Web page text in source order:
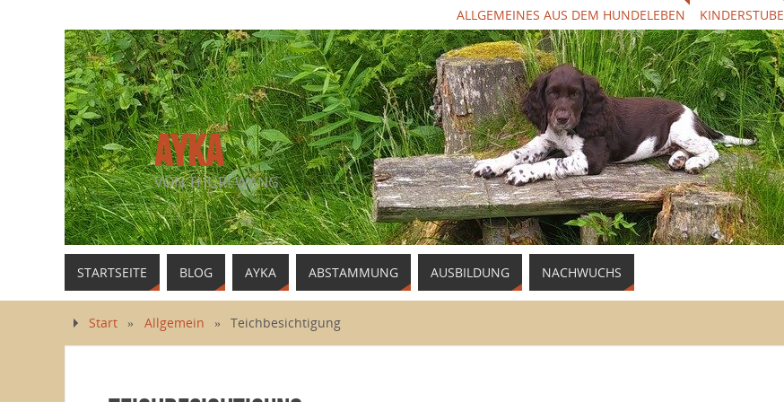
ALLGEMEINES AUS DEM HUNDELEBEN KINDERSTUBE
AYKA
VON THUREWANG
STARTSEITE BLOG AYKA ABSTAMMUNG AUSBILDUNG NACHWUCHS
Start » Allgemein » Teichbesichtigung